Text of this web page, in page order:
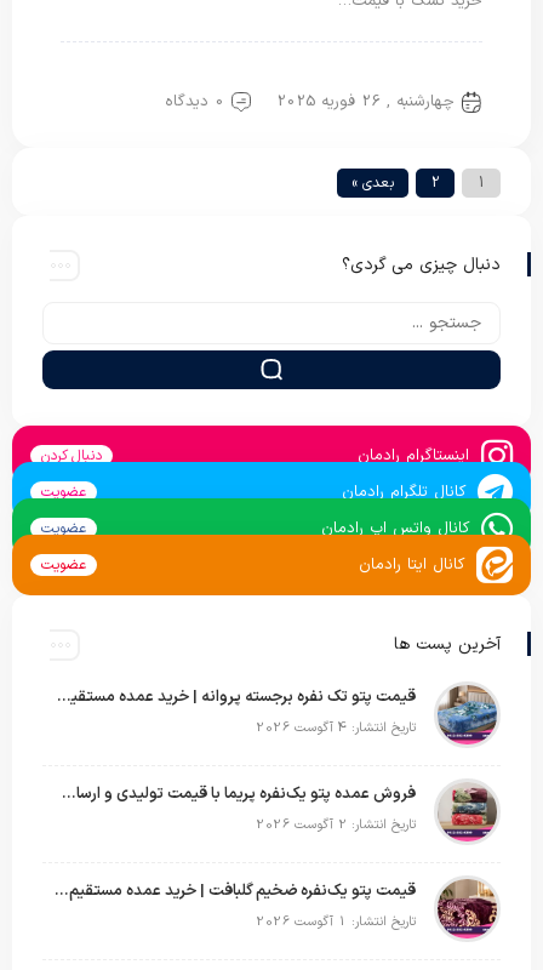
چهارشنبه , 26 فوریه 2025 0 دیدگاه
1
2 بعدی »
دنبال چیزی می گردی؟
اینستاگرام رادمان دنبال کردن
کانال تلگرام رادمان عضویت
کانال واتس اپ رادمان عضویت
کانال ایتا رادمان عضویت
آخرین پست ها
قیمت پتو تک نفره برجسته پروانه | خرید عمده مستقیم با بهترین قیمت بازار
تاریخ انتشار: 4 آگوست 2026
فروش عمده پتو یک‌نفره پریما با قیمت تولیدی و ارسال به سراسر کشور
تاریخ انتشار: 2 آگوست 2026
قیمت پتو یک‌نفره ضخیم گلبافت | خرید عمده مستقیم با بهترین قیمت
تاریخ انتشار: 1 آگوست 2026